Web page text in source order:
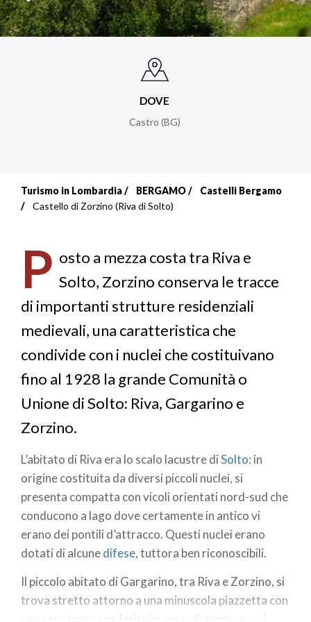
DOVE
Castro (BG)
Briciole
pane
Turismo in Lombardia BERGAMO
Castelli Bergamo
Castello di Zorzino (Riva di Solto)
P osto a mezza costa tra Riva e
Solto, Zorzino conserva le tracce
di importanti strutture residenziali
medievali, una caratteristica che
condivide con i nuclei che costituivano
fino al 1928 la grande Comunità o
Unione di Solto: Riva, Gargarino e
Zorzino.
L’abitato di Riva era lo scalo lacustre diSolto: in
origine costituita da diversi piccoli nuclei, si
presenta compatta con vicoli orientati nord-sud che
conducono a lago dove certamente in antico vi
erano dei pontili d’attracco. Questi nuclei erano
dotati di alcunedifese, tuttora ben riconoscibili.
Il piccolo abitato di Gargarino, tra Riva e Zorzino, si
trova stretto attorno a una minuscola piazzetta con
una casa torre con feritoie; poco distante, a sud